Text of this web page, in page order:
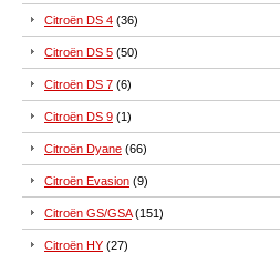
Citroën DS 4 (36)
Citroën DS 5 (50)
Citroën DS 7 (6)
Citroën DS 9 (1)
Citroën Dyane (66)
Citroën Evasion (9)
Citroën GS/GSA(151)
Citroën HY (27)